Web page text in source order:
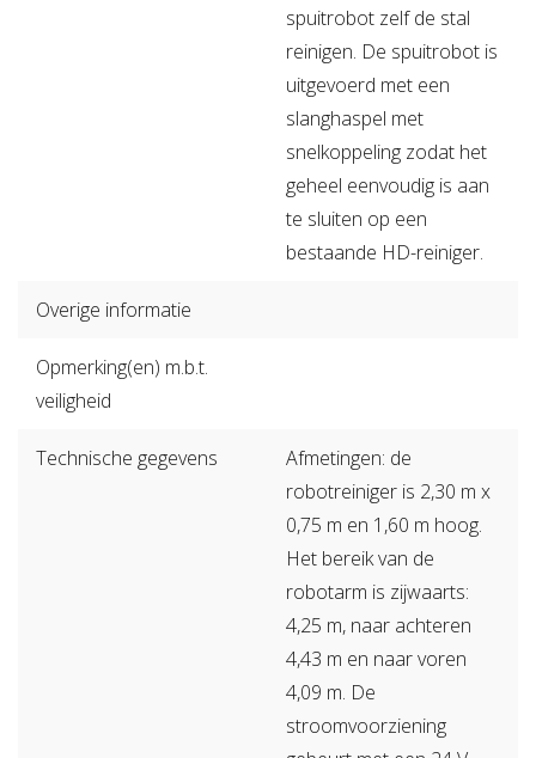
spuitrobot zelf de stal
reinigen. De spuitrobot is
uitgevoerd met een
slanghaspel met
snelkoppeling zodat het
geheel eenvoudig is aan
te sluiten op een
bestaande HD-reiniger.
Overige informatie
Opmerking(en) m.b.t.
veiligheid
Technische gegevens
Afmetingen: de
robotreiniger is 2,30 m x
0,75 m en 1,60 m hoog.
Het bereik van de
robotarm is zijwaarts:
4,25 m, naar achteren
4,43 m en naar voren
4,09 m. De
stroomvoorziening